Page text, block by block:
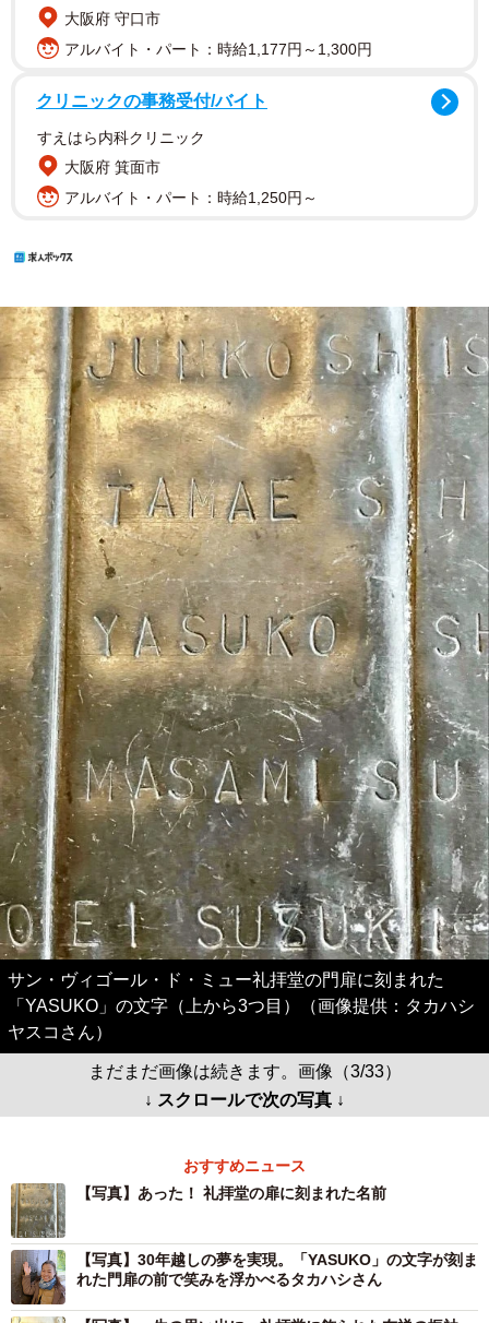
大阪府 守口市
アルバイト・パート：時給1,177円～1,300円
クリニックの事務受付/バイト
すえはら内科クリニック
大阪府 箕面市
アルバイト・パート：時給1,250円～
サン・ヴィゴール・ド・ミュー礼拝堂の門扉に刻まれた
「YASUKO」の文字（上から3つ目）（画像提供：タカハシ
ヤスコさん）
まだまだ画像は続きます。画像（3/33）
↓ スクロールで次の写真 ↓
おすすめニュース
【写真】あった！ 礼拝堂の扉に刻まれた名前
【写真】30年越しの夢を実現。「YASUKO」の文字が刻ま
れた門扉の前で笑みを浮かべるタカハシさん